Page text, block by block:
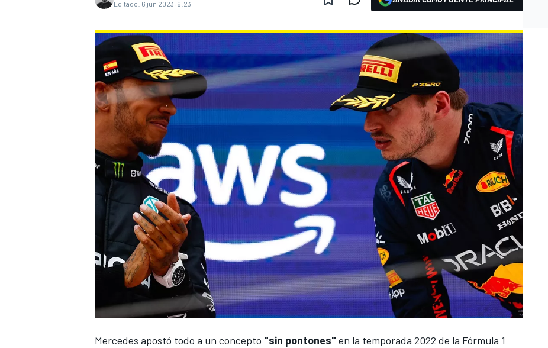
Editado: 6 jun 2023, 6:23
Mercedes apostó todo a un concepto "sin pontones" en la temporada 2022 de la Fórmula 1